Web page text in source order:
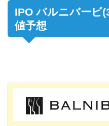
IPO バルニバービ
値予想